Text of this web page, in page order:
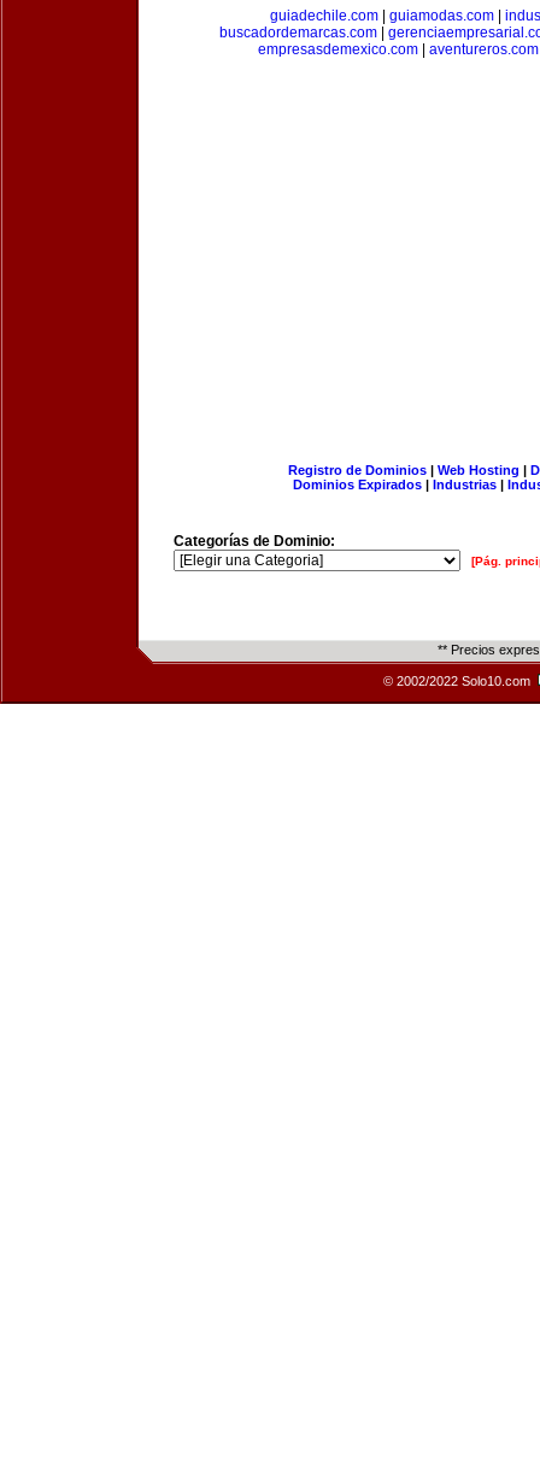
guiadechile.com
guiamodas.com
buscadordemarcas.com|
empresasdemexico.com| aventureros.com
Registro de Dominios| Web Hosting |
Dominios Expirados | Industrias |
Categorías de Dominio:
[Pág.
** Precios
© 2002/2022 Solo10.com